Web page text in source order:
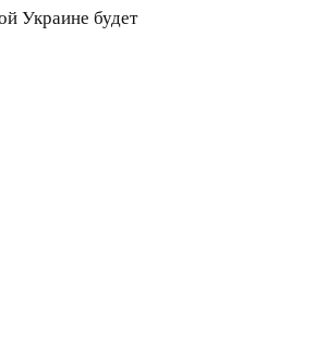
Украине будет